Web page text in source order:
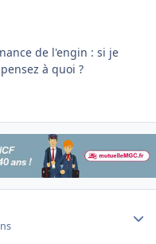
de l'engin : si je
à quoi ?